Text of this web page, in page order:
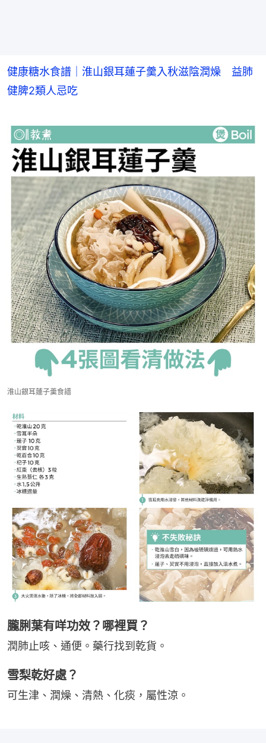
健康糖水食譜｜淮山銀耳蓮子羹入秋滋陰潤燥　益肺
健脾2類人忌吃
淮山銀耳蓮子羹食譜
朧脷葉有咩功效？哪裡買？
潤肺止咳、通便。藥行找到乾貨。
雪梨乾好處？
可生津、潤燥、清熱、化痰，屬性涼。